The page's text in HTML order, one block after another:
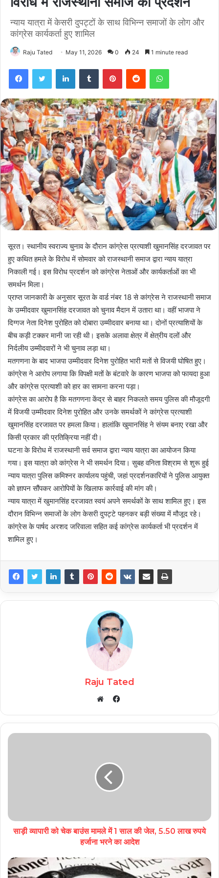
न्याय यात्रा में केसरी दुपट्टों के साथ विभिन्न समाजों के लोग और
कांग्रेस कार्यकर्ता हुए शामिल
Raju Tated May 11, 2026 0 24 1 minute read
FacebookTwitter LinkedInTumblr PinterestReddit WhatsApp
सूरत। स्थानीय स्वराज्य चुनाव के दौरान कांग्रेस प्रत्याशी खुमानसिंह दरजावत पर
हुए कथित हमले के विरोध में सोमवार को राजस्थानी समाज द्वारा न्याय यात्रा
निकाली गई। इस विरोध प्रदर्शन को कांग्रेस नेताओं और कार्यकर्ताओं का भी
समर्थन मिला।
प्राप्त जानकारी के अनुसार सूरत के वार्ड नंबर 18 से कांग्रेस ने राजस्थानी समाज
के उम्मीदवार खुमानसिंह दरजावत को चुनाव मैदान में उतारा था। वहीं भाजपा ने
दिग्गज नेता दिनेश पुरोहित को दोबारा उम्मीदवार बनाया था। दोनों प्रत्याशियों के
बीच कड़ी टक्कर मानी जा रही थी। इसके अलावा क्षेत्र में क्षेत्रीय दलों और
निर्दलीय उम्मीदवारों ने भी चुनाव लड़ा था।
मतगणना के बाद भाजपा उम्मीदवार दिनेश पुरोहित भारी मतों से विजयी घोषित हुए।
कांग्रेस ने आरोप लगाया कि विपक्षी मतों के बंटवारे के कारण भाजपा को फायदा हुआ
और कांग्रेस प्रत्याशी को हार का सामना करना पड़ा।
कांग्रेस का आरोप है कि मतगणना केंद्र से बाहर निकलते समय पुलिस की मौजूदगी
में विजयी उम्मीदवार दिनेश पुरोहित और उनके समर्थकों ने कांग्रेस प्रत्याशी
खुमानसिंह दरजावत पर हमला किया। हालांकि खुमानसिंह ने संयम बनाए रखा और
किसी प्रकार की प्रतिक्रिया नहीं दी।
घटना के विरोध में राजस्थानी सर्व समाज द्वारा न्याय यात्रा का आयोजन किया
गया। इस यात्रा को कांग्रेस ने भी समर्थन दिया। सुबह वनिता विश्राम से शुरू हुई
न्याय यात्रा पुलिस कमिश्नर कार्यालय पहुंची, जहां प्रदर्शनकारियों ने पुलिस आयुक्त
को ज्ञापन सौंपकर आरोपियों के खिलाफ कार्रवाई की मांग की।
न्याय यात्रा में खुमानसिंह दरजावत स्वयं अपने समर्थकों के साथ शामिल हुए। इस
दौरान विभिन्न समाजों के लोग केसरी दुपट्टे पहनकर बड़ी संख्या में मौजूद रहे।
कांग्रेस के पार्षद अरशद जरिवाला सहित कई कांग्रेस कार्यकर्ता भी प्रदर्शन में
शामिल हुए।
Raju Tated
Facebook
साड़ी व्यापारी को चेक बाउंस मामले में 1 साल की जेल, 5.50 लाख रुपये
हर्जाना भरने का आदेश